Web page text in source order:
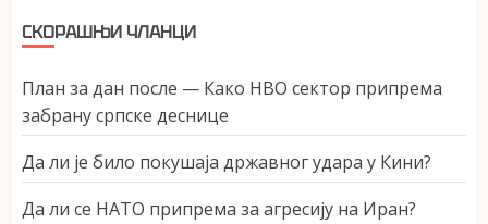
СКОРАШЊИ ЧЛАНЦИ
План за дан после — Како НВО сектор припрема
забрану српске деснице
Да ли је било покушаја државног удара у Кини?
Да ли се НАТО припрема за агресију на Иран?